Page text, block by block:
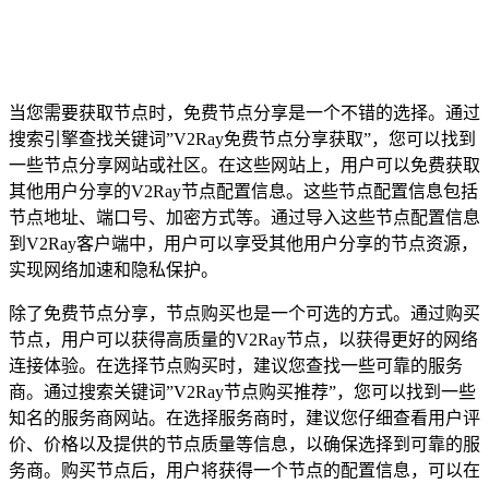
当您需要获取节点时，免费节点分享是一个不错的选择。通过
搜索引擎查找关键词”V2Ray免费节点分享获取”，您可以找到
一些节点分享网站或社区。在这些网站上，用户可以免费获取
其他用户分享的V2Ray节点配置信息。这些节点配置信息包括
节点地址、端口号、加密方式等。通过导入这些节点配置信息
到V2Ray客户端中，用户可以享受其他用户分享的节点资源，
实现网络加速和隐私保护。
除了免费节点分享，节点购买也是一个可选的方式。通过购买
节点，用户可以获得高质量的V2Ray节点，以获得更好的网络
连接体验。在选择节点购买时，建议您查找一些可靠的服务
商。通过搜索关键词”V2Ray节点购买推荐”，您可以找到一些
知名的服务商网站。在选择服务商时，建议您仔细查看用户评
价、价格以及提供的节点质量等信息，以确保选择到可靠的服
务商。购买节点后，用户将获得一个节点的配置信息，可以在